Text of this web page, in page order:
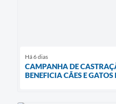
Há 6 dias
CAMPANHA DE
BENEFICIA CÃES E